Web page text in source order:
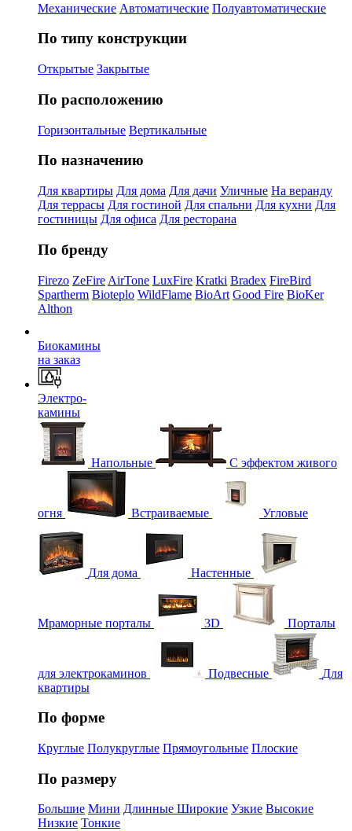
Механические Автоматические Полуавтоматические
По типу конструкции
Открытые Закрытые
По расположению
Горизонтальные Вертикальные
По назначению
Для квартиры Для дома Для дачи Уличные На веранду
Для террасы Для гостиной Для спальни Для кухни Для
гостиницы Для офиса Для ресторана
По бренду
Firezo ZeFire AirTone LuxFire Kratki Bradex FireBird
Spartherm Bioteplo WildFlame BioArt Good Fire BioKer
Althon
Биокамины
на заказ
Электро-
камины
Напольные С эффектом живого
огня Встраиваемые Угловые
Для дома Настенные
Мраморные порталы 3D Порталы
для электрокаминов Подвесные
Для
квартиры
По форме
Круглые Полукруглые Прямоугольные Плоские
По размеру
Большие Мини Длинные Широкие Узкие Высокие
Низкие Тонкие